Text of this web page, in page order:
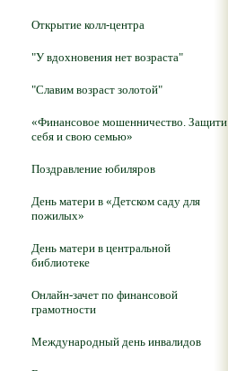
Открытие колл-центра
"У вдохновения нет возраста"
"Славим возраст золотой"
«Финансовое мошенничество. Защити
себя и свою семью»
Поздравление юбиляров
День матери в «Детском саду для
пожилых»
День матери в центральной
библиотеке
Онлайн-зачет по финансовой
грамотности
Международный день инвалидов